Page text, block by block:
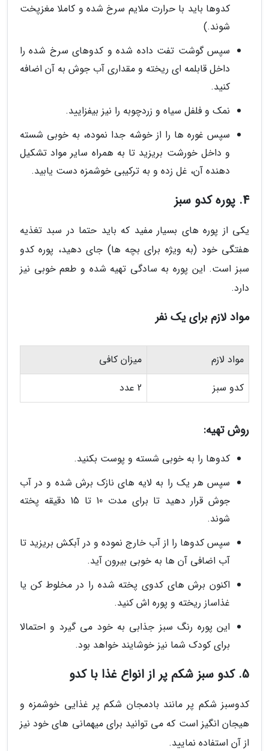
کدوها باید با حرارت ملایم سرخ شده و کاملا مغزپخت
شوند.)
سپس گوشت تفت داده شده و کدوهای سرخ شده را
داخل قابلمه ای ریخته و مقداری آب جوش به آن اضافه
کنید.
نمک و فلفل سیاه و زردچوبه را نیز بیفزایید.
سپس غوره ها را از خوشه جدا نموده، به خوبی شسته
و داخل خورشت بریزید تا به همراه سایر مواد تشکیل
دهنده آن، غل زده و به ترکیبی خوشمزه دست یابید.
4. پوره کدو سبز
یکی از پوره های بسیار مفید که باید حتما در سبد تغذیه
هفتگی خود (به ویژه برای بچه ها) جای دهید، پوره کدو
سبز است. این پوره به سادگی تهیه شده و طعم خوبی نیز
دارد.
مواد لازم برای یک نفر
مواد لازم
میزان کافی
کدو سبز
2 عدد
روش تهیه:
کدوها را به خوبی شسته و پوست بکنید.
سپس هر یک را به لایه های نازک برش شده و در آب
جوش قرار دهید تا برای مدت 10 تا 15 دقیقه پخته
شوند.
سپس کدوها را از آب خارج نموده و در آبکش بریزید تا
آب اضافی آن ها به خوبی بیرون آید.
اکنون برش های کدوی پخته شده را در مخلوط کن یا
غذاساز ریخته و پوره اش کنید.
این پوره رنگ سبز جذابی به خود می گیرد و احتمالا
برای کودک شما نیز خوشایند خواهد بود.
5. کدو سبز شکم پر از انواع غذا با کدو
کدوسبز شکم پر مانند بادمجان شکم پر غذایی خوشمزه و
هیجان انگیز است که می توانید برای میهمانی های خود نیز
از آن استفاده نمایید.